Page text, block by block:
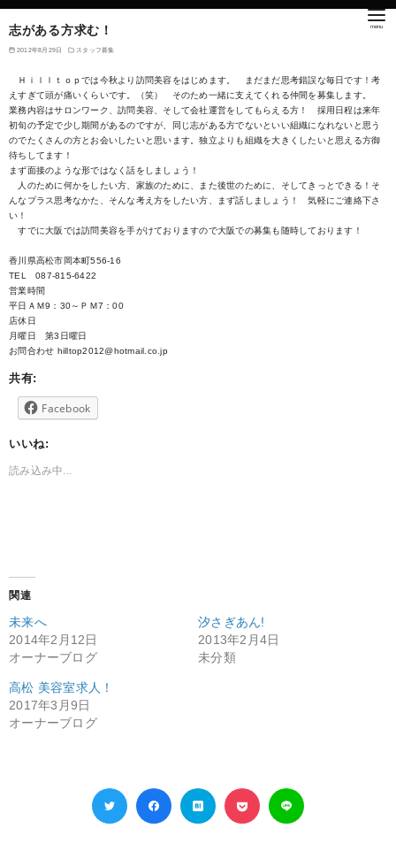
志がある方求む！
2012年8月29日 スタッフ募集
Ｈｉｌｌｔｏｐでは今秋より訪問美容をはじめます。 まだまだ思考錯誤な毎日です！考
えすぎて頭が痛いくらいです。（笑） そのため一緒に支えてくれる仲間を募集します。
業務内容はサロンワーク、訪問美容、そして会社運営をしてもらえる方！ 採用日程は来年
初旬の予定で少し期間があるのですが、同じ志がある方でないといい組織になれないと思う
のでたくさんの方とお会いしたいと思います。独立よりも組織を大きくしたいと思える方御
待ちしてます！
まず面接のような形ではなく話をしましょう！
人のために何かをしたい方、家族のために、また後世のために、そしてきっとできる！そ
んなプラス思考なかた、そんな考え方をしたい方、まず話しましょう！ 気軽にご連絡下さ
い！
すでに大阪では訪問美容を手がけておりますので大阪での募集も随時しております！
香川県高松市岡本町556-16
TEL 087-815-6422
営業時間
平日ＡＭ9：30～ＰＭ7：00
店休日
月曜日 第3日曜日
お問合わせ hilltop2012@hotmail.co.jp
共有:
Facebook
いいね:
読み込み中...
関連
未来へ
2014年2月12日
オーナーブログ
汐さぎあん!
2013年2月4日
未分類
高松 美容室求人！
2017年3月9日
オーナーブログ